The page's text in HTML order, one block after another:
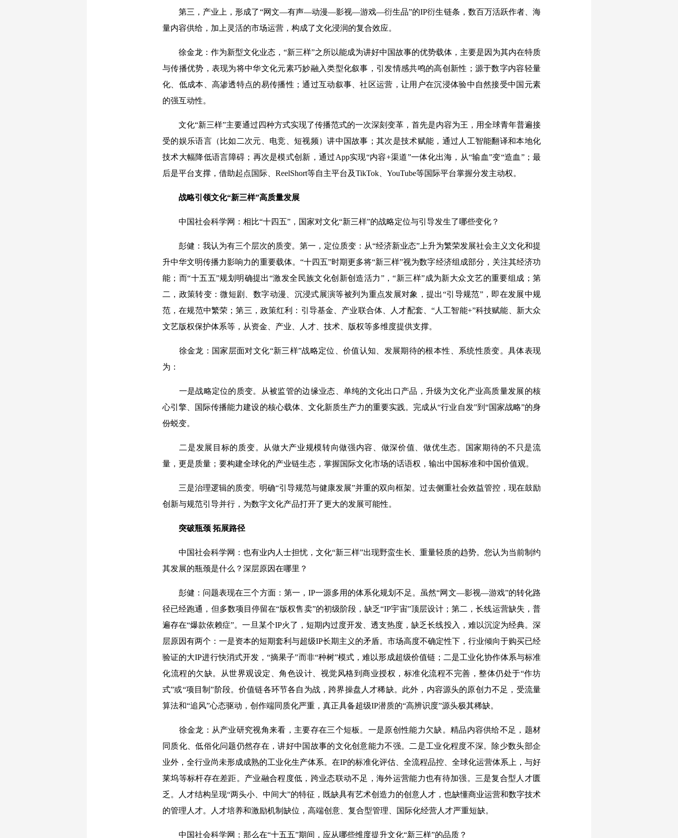
第三，产业上，形成了“网文—有声—动漫—影视—游戏—衍生品”的IP衍生链条，数百万活跃作者、海
量内容供给，加上灵活的市场运营，构成了文化浸润的复合效应。
徐金龙：作为新型文化业态，“新三样”之所以能成为讲好中国故事的优势载体，主要是因为其内在特质
与传播优势，表现为将中华文化元素巧妙融入类型化叙事，引发情感共鸣的高创新性；源于数字内容轻量
化、低成本、高渗透特点的易传播性；通过互动叙事、社区运营，让用户在沉浸体验中自然接受中国元素
的强互动性。
文化“新三样”主要通过四种方式实现了传播范式的一次深刻变革，首先是内容为王，用全球青年普遍接
受的娱乐语言（比如二次元、电竞、短视频）讲中国故事；其次是技术赋能，通过人工智能翻译和本地化
技术大幅降低语言障碍；再次是模式创新，通过App实现“内容+渠道”一体化出海，从“输血”变“造血”；最
后是平台支撑，借助起点国际、ReelShort等自主平台及TikTok、YouTube等国际平台掌握分发主动权。
战略引领文化“新三样”高质量发展
中国社会科学网：相比“十四五”，国家对文化“新三样”的战略定位与引导发生了哪些变化？
彭健：我认为有三个层次的质变。第一，定位质变：从“经济新业态”上升为繁荣发展社会主义文化和提
升中华文明传播力影响力的重要载体。“十四五”时期更多将“新三样”视为数字经济组成部分，关注其经济功
能；而“十五五”规划明确提出“激发全民族文化创新创造活力”，“新三样”成为新大众文艺的重要组成；第
二，政策转变：微短剧、数字动漫、沉浸式展演等被列为重点发展对象，提出“引导规范”，即在发展中规
范，在规范中繁荣；第三，政策红利：引导基金、产业联合体、人才配套、“人工智能+”科技赋能、新大众
文艺版权保护体系等，从资金、产业、人才、技术、版权等多维度提供支撑。
徐金龙：国家层面对文化“新三样”战略定位、价值认知、发展期待的根本性、系统性质变。具体表现
为：
一是战略定位的质变。从被监管的边缘业态、单纯的文化出口产品，升级为文化产业高质量发展的核
心引擎、国际传播能力建设的核心载体、文化新质生产力的重要实践。完成从“行业自发”到“国家战略”的身
份蜕变。
二是发展目标的质变。从做大产业规模转向做强内容、做深价值、做优生态。国家期待的不只是流
量，更是质量；要构建全球化的产业链生态，掌握国际文化市场的话语权，输出中国标准和中国价值观。
三是治理逻辑的质变。明确“引导规范与健康发展”并重的双向框架。过去侧重社会效益管控，现在鼓励
创新与规范引导并行，为数字文化产品打开了更大的发展可能性。
突破瓶颈 拓展路径
中国社会科学网：也有业内人士担忧，文化“新三样”出现野蛮生长、重量轻质的趋势。您认为当前制约
其发展的瓶颈是什么？深层原因在哪里？
彭健：问题表现在三个方面：第一，IP一源多用的体系化规划不足。虽然“网文—影视—游戏”的转化路
径已经跑通，但多数项目停留在“版权售卖”的初级阶段，缺乏“IP宇宙”顶层设计；第二，长线运营缺失，普
遍存在“爆款依赖症”。一旦某个IP火了，短期内过度开发、透支热度，缺乏长线投入，难以沉淀为经典。深
层原因有两个：一是资本的短期套利与超级IP长期主义的矛盾。市场高度不确定性下，行业倾向于购买已经
验证的大IP进行快消式开发，“摘果子”而非“种树”模式，难以形成超级价值链；二是工业化协作体系与标准
化流程的欠缺。从世界观设定、角色设计、视觉风格到商业授权，标准化流程不完善，整体仍处于“作坊
式”或“项目制”阶段。价值链各环节各自为战，跨界操盘人才稀缺。此外，内容源头的原创力不足，受流量
算法和“追风”心态驱动，创作端同质化严重，真正具备超级IP潜质的“高辨识度”源头极其稀缺。
徐金龙：从产业研究视角来看，主要存在三个短板。一是原创性能力欠缺。精品内容供给不足，题材
同质化、低俗化问题仍然存在，讲好中国故事的文化创意能力不强。二是工业化程度不深。除少数头部企
业外，全行业尚未形成成熟的工业化生产体系。在IP的标准化评估、全流程品控、全球化运营体系上，与好
莱坞等标杆存在差距。产业融合程度低，跨业态联动不足，海外运营能力也有待加强。三是复合型人才匮
乏。人才结构呈现“两头小、中间大”的特征，既缺具有艺术创造力的创意人才，也缺懂商业运营和数字技术
的管理人才。人才培养和激励机制缺位，高端创意、复合型管理、国际化经营人才严重短缺。
中国社会科学网：那么在“十五五”期间，应从哪些维度提升文化“新三样”的品质？